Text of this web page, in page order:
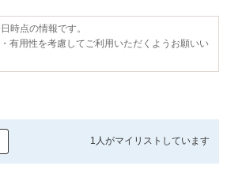
時点の情報です。
有用性を考慮してご利用いただくようお願いい
1人がマイリストしています